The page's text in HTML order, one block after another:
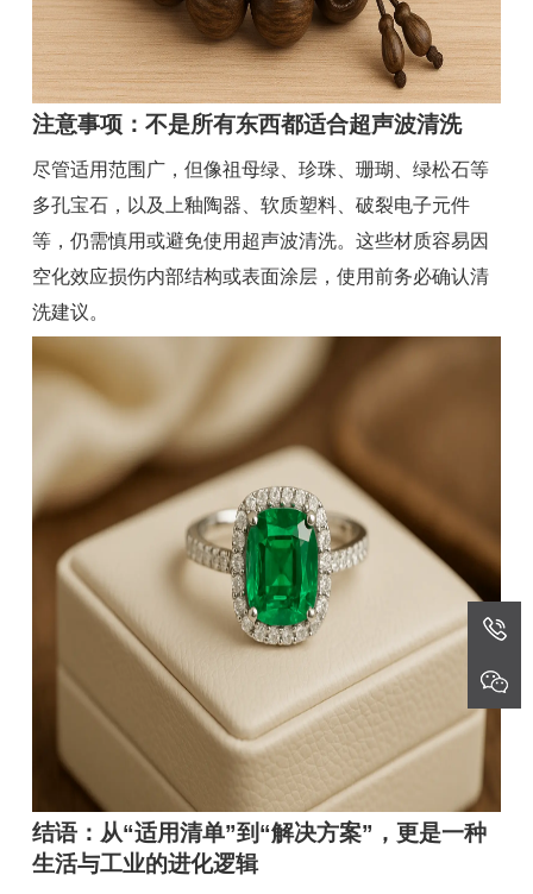
注意事项：不是所有东西都适合超声波清洗
尽管适用范围广，但像祖母绿、珍珠、珊瑚、绿松石等
多孔宝石，以及上釉陶器、软质塑料、破裂电子元件
等，仍需慎用或避免使用超声波清洗。这些材质容易因
空化效应损伤内部结构或表面涂层，使用前务必确认清
洗建议。
结语：从“适用清单”到“解决方案”，更是一种
生活与工业的进化逻辑